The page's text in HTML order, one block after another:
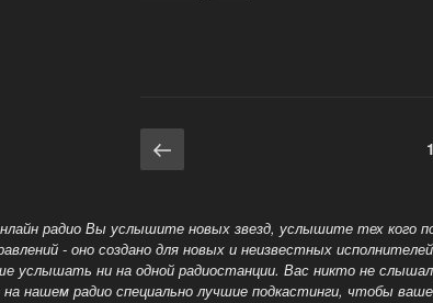
Навигация
по
Предыдущая
страница
1
радио Вы услышите новых звезд, услышите тех кого
- оно создано для новыхи неизвестных
услышать ни на одной радиостанции. Вас никто не
на нашем радио специально лучшие подкастинги, чтобы